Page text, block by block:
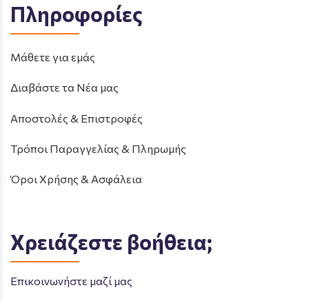
Πληροφορίες
Μάθετε για εμάς
Διαβάστε τα Νέα μας
Αποστολές & Επιστροφές
Τρόποι Παραγγελίας & Πληρωμής
Όροι Χρήσης & Ασφάλεια
Χρειάζεστε βοήθεια;
Επικοινωνήστε μαζί μας